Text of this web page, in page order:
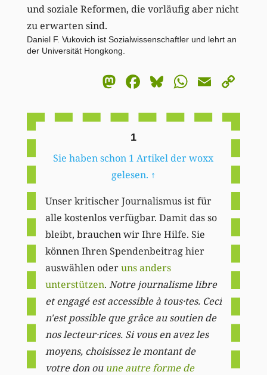
und soziale Reformen, die vorläufig aber nicht
zu erwarten sind.
Daniel F. Vukovich ist Sozialwissenschaftler und lehrt an
der Universität Hongkong.
Mastodon
Facebook
BlueskyEmail
1
Sie haben schon 1 Artikel der woxx
gelesen. ↑
Unser kritischer Journalismus ist für
alle kostenlos verfügbar. Damit das so
bleibt, brauchen wir Ihre Hilfe. Sie
können Ihren Spendenbeitrag hier
auswählen oderuns anders
unterstützen. Notre journalisme libre
et engagé est accessible à tous·tes. Ceci
n'est possible que grâce au soutien de
nos lecteur·rices. Si vous en avez les
moyens, choisissez le montant de
votre don ou une autre forme de